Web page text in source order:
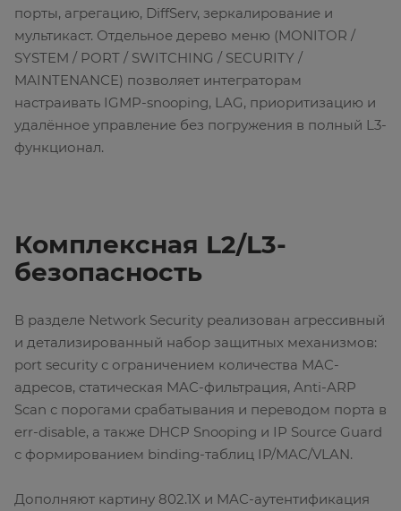
порты, агрегацию, DiffServ, зеркалирование и
мультикаст. Отдельное дерево меню (MONITOR /
SYSTEM / PORT / SWITCHING / SECURITY /
MAINTENANCE) позволяет интеграторам
настраивать IGMP-snooping, LAG, приоритизацию и
удалённое управление без погружения в полный L3-
функционал.
Комплексная L2/L3-
безопасность
В разделе Network Security реализован агрессивный
и детализированный набор защитных механизмов:
port security с ограничением количества MAC-
адресов, статическая MAC-фильтрация, Anti-ARP
Scan с порогами срабатывания и переводом порта в
err-disable, а также DHCP Snooping и IP Source Guard
с формированием binding-таблиц IP/MAC/VLAN.
Дополняют картину 802.1X и MAC-аутентификация